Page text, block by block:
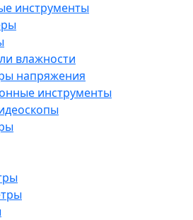
инструменты
влажности
напряжения
инструменты